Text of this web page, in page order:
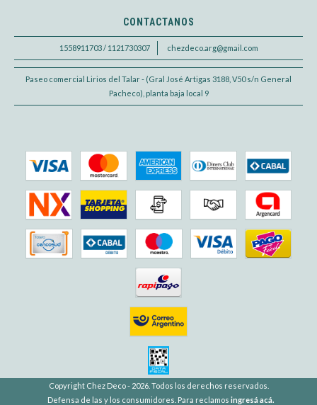
CONTACTANOS
1558911703 / 1121730307 chezdeco.arg@gmail.com
Paseo comercial Lirios del Talar - (Gral José Artigas 3188, V50 s/n General
Pacheco), planta baja local 9
Copyright Chez Deco - 2026. Todos los derechos reservados.
Defensa de las y los consumidores. Para reclamos ingresá acá.